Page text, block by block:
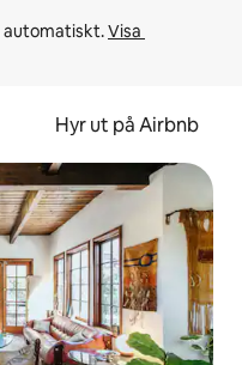
automatiskt. Visa
Hyr ut på Airbnb